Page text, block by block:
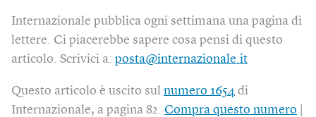
Internazionale pubblica ogni settimana una pagina di
lettere. Ci piacerebbe sapere cosa pensi di questo
articolo. Scrivici a: posta@internazionale.it
Questo articolo è uscito sul numero 1654 di
Internazionale, a pagina 82. Compra questo numero